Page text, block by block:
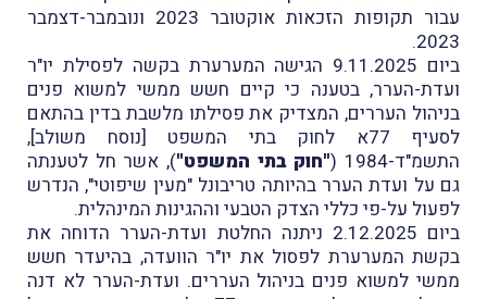
עבור תקופות הזכאות אוקטובר 2023 ונובמבר-דצמבר
2023.
ביום 9.11.2025 הגישה המערערת בקשה לפסילת יו"ר
ועדת-הערר, בטענה כי קיים חשש ממשי למשוא פנים
בניהול העררים, המצדיק את פסילתו מלשבת בדין בהתאם
לסעיף 77א לחוק בתי המשפט [נוסח משולב],
התשמ"ד-1984 (
"חוק בתי המשפט"), אשר חל לטענתה
גם על ועדת הערר בהיותה טריבונל "מעין שיפוטי", הנדרש
לפעול על-פי כללי הצדק הטבעי וההגינות המינהלית.
ביום 2.12.2025 ניתנה החלטת ועדת-הערר הדוחה את
בקשת המערערת לפסול את יו"ר הוועדה, בהיעדר חשש
ממשי למשוא פנים בניהול העררים. ועדת-הערר לא דנה